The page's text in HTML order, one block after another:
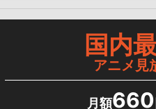
国内
アニメ見
月額660